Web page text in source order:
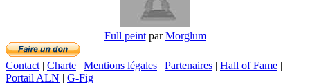
Full peintparMorglum
Contact | Charte | Mentions légales | Partenaires | Hall of Fame |
Portail ALN | G-Fig